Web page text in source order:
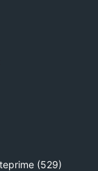
(529)